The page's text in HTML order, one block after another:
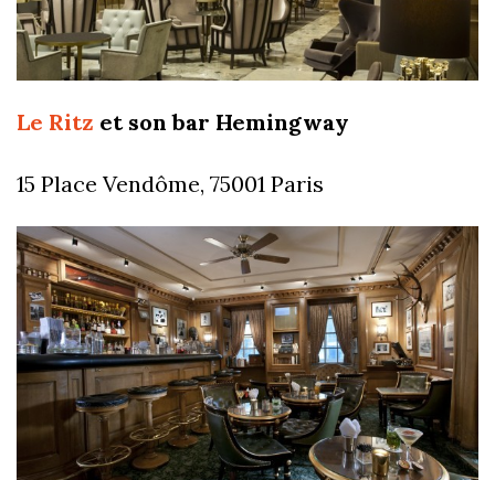
Le Ritz et son bar Hemingway
15 Place Vendôme, 75001 Paris